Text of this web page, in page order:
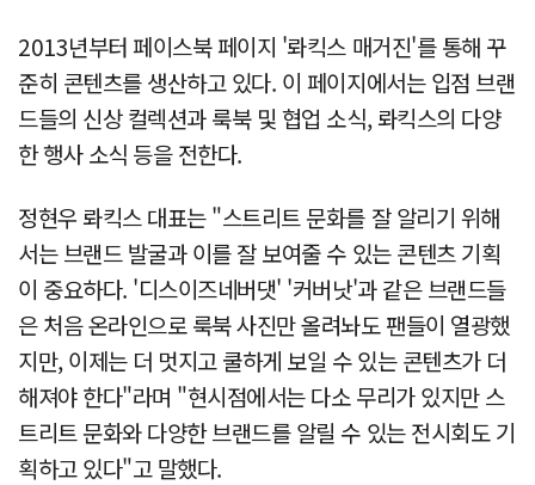
2013년부터 페이스북 페이지 '롸킥스 매거진'를 통해 꾸
준히 콘텐츠를 생산하고 있다. 이 페이지에서는 입점 브랜
드들의 신상 컬렉션과 룩북 및 협업 소식, 롸킥스의 다양
한 행사 소식 등을 전한다.
정현우 롸킥스 대표는 "스트리트 문화를 잘 알리기 위해
서는 브랜드 발굴과 이를 잘 보여줄 수 있는 콘텐츠 기획
이 중요하다. '디스이즈네버댓' '커버낫'과 같은 브랜드들
은 처음 온라인으로 룩북 사진만 올려놔도 팬들이 열광했
지만, 이제는 더 멋지고 쿨하게 보일 수 있는 콘텐츠가 더
해져야 한다"라며 "현시점에서는 다소 무리가 있지만 스
트리트 문화와 다양한 브랜드를 알릴 수 있는 전시회도 기
획하고 있다"고 말했다.